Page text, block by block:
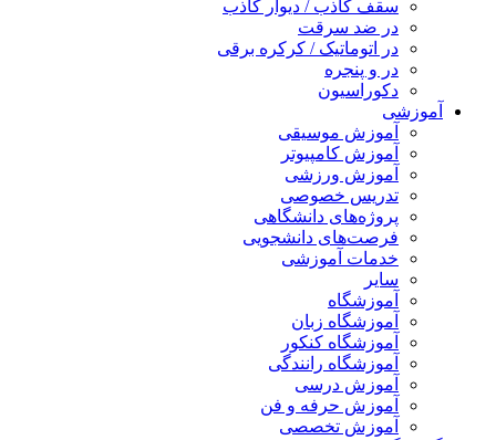
سقف کاذب / دیوار کاذب
در ضد سرقت
در اتوماتیک / کرکره برقی
در و پنجره
دکوراسیون
آموزشی
آموزش موسیقی
آموزش کامپیوتر
آموزش ورزشی
تدریس خصوصی
پروژه‌های دانشگاهی
فرصت‌های دانشجویی
خدمات آموزشی
سایر
آموزشگاه
آموزشگاه زبان
آموزشگاه کنکور
آموزشگاه رانندگی
آموزش درسی
آموزش حرفه و فن
آموزش تخصصی